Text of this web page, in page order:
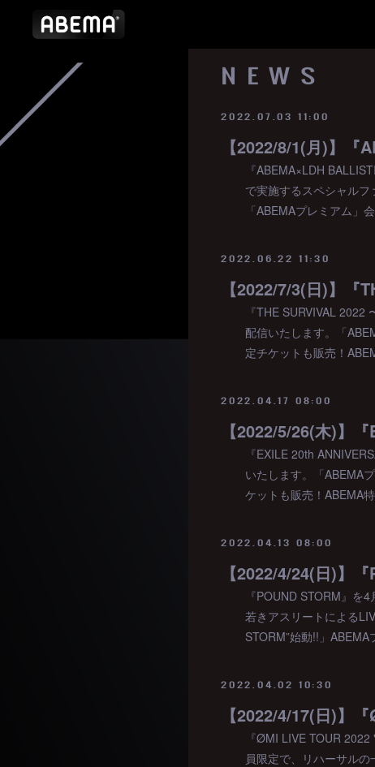
NEWS
2022.07.03 11:00
『ABEMA×LDH
で実施するスペシャル
「ABEMAプレミアム」
2022.06.22 11:30
『THE SURVIVAL
配信いたします。「
定チケットも販売！
2022.04.17 08:00
『EXILE 20th
いたします。「ABEMA
ケットも販売！ABEMA
2022.04.13 08:00
【2022/4/24(日)】
『POUND STORM』を
若きアスリートによる
STORM”始動!!」
2022.04.02 10:30
【2022/4/17(日)】
『ØMI LIVE TOUR
員限定で、リハーサル